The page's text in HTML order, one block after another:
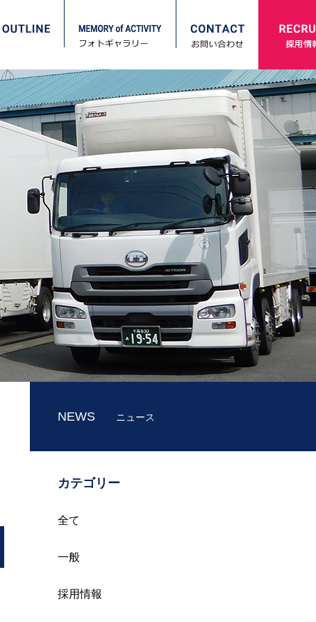
NEWS ニュース
カテゴリー
全て
一般
採用情報